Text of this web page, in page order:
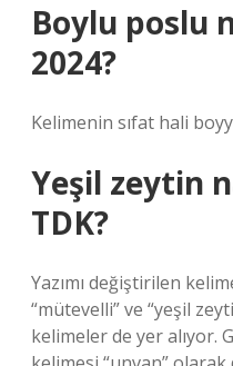
Boylu poslu
2024?
Kelimenin sıfat hali
Yeşil zeytin
TDK?
Yazımı değiştirilen
“mütevelli” ve “yeşil
kelimeler de yer alıyor.